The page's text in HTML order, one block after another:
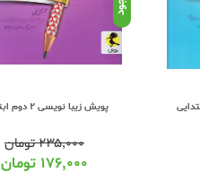
پویش زیبا نویسی 2 دوم ابتدایی
۲۳۵,۰۰۰تومان
۱۷۶,۰۰۰ تومان